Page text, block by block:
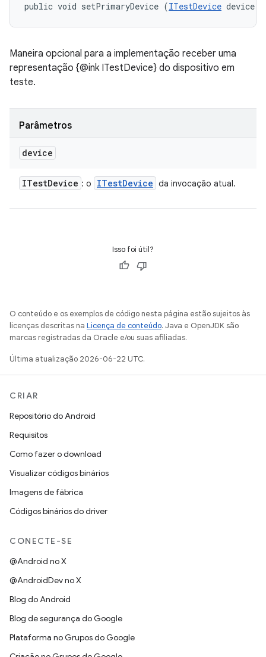
public void setPrimaryDevice (ITestDevice device)
Maneira opcional para a implementação receber uma
representação {@ink ITestDevice} do dispositivo em
teste.
Parâmetros
device
ITestDevice : o ITestDevice da invocação atual.
Isso foi útil?
O conteúdo e os exemplos de código nesta página estão sujeitos às
licenças descritas na Licença de conteúdo. Java e OpenJDK são
marcas registradas da Oracle e/ou suas afiliadas.
Última atualização 2026-06-22 UTC.
CRIAR
Repositório do Android
Requisitos
Como fazer o download
Visualizar códigos binários
Imagens de fábrica
Códigos binários do driver
CONECTE-SE
@Android no X
@AndroidDev no X
Blog do Android
Blog de segurança do Google
Plataforma no Grupos do Google